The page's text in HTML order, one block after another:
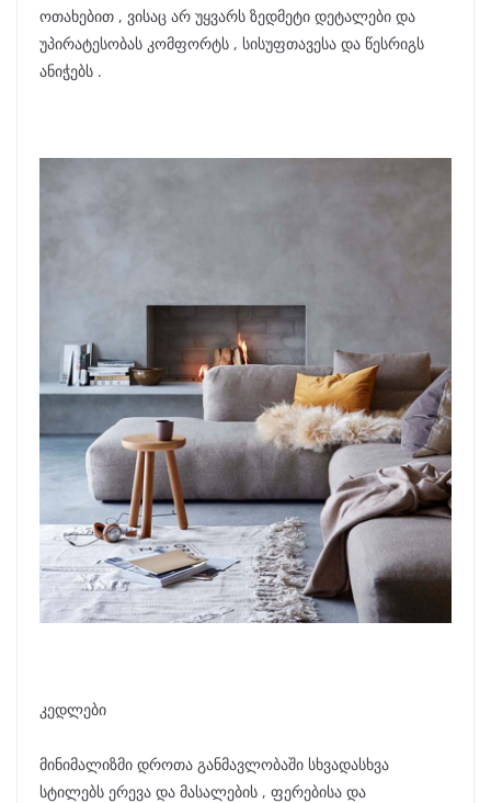
ოთახებით , ვისაც არ უყვარს ზედმეტი დეტალები და
უპირატესობას კომფორტს , სისუფთავესა და წესრიგს
ანიჭებს .
კედლები
მინიმალიზმი დროთა განმავლობაში სხვადასხვა
სტილებს ერევა და მასალების , ფერებისა და